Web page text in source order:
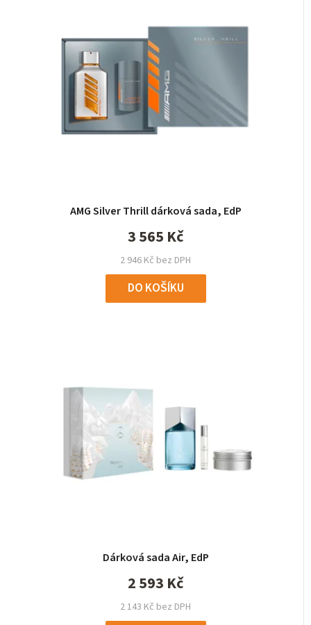
AMG Silver Thrill dárková sada, EdP
2 946 Kč bez DPH
3 565 Kč
DO KOŠÍKU
Dárková sada Air, EdP
2 143 Kč bez DPH
2 593 Kč